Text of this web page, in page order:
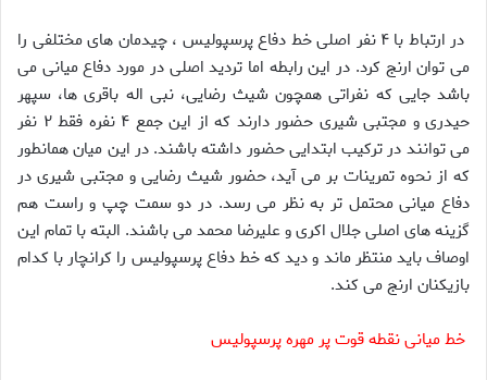
در ارتباط با ۴ نفر اصلی خط دفاع پرسپولیس ، چیدمان های مختلفی را
می توان ارنج کرد. در این رابطه اما تردید اصلی در مورد دفاع میانی می
باشد جایی که نفراتی همچون شیث رضایی، نبی اله باقری ها، سپهر
حیدری و مجتبی شیری حضور دارند که از این جمع ۴ نفره فقط ۲ نفر
می توانند در ترکیب ابتدایی حضور داشته باشند. در این میان همانطور
که از نحوه تمرینات بر می آید، حضور شیث رضایی و مجتبی شیری در
دفاع میانی محتمل تر به نظر می رسد. در دو سمت چپ و راست هم
گزینه های اصلی جلال اکری و علیرضا محمد می باشند. البته با تمام این
اوصاف باید منتظر ماند و دید که خط دفاع پرسپولیس را کرانچار با کدام
بازیکنان ارنج می کند.
خط میانی نقطه قوت پر مهره پرسپولیس